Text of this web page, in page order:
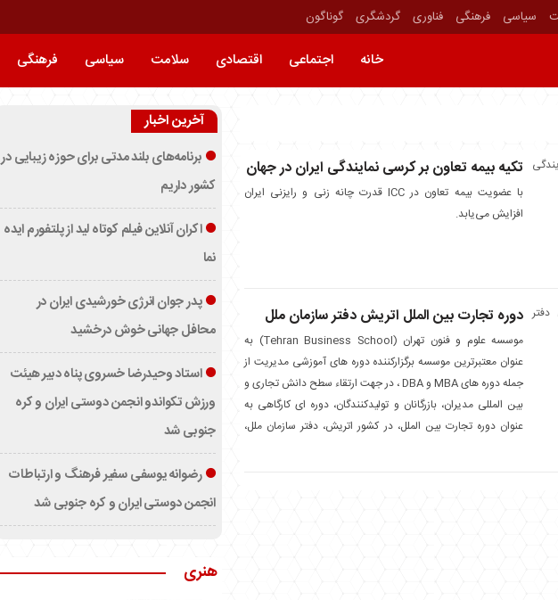
سیاسی فرهنگی فناوری گردشگری گوناگون
خانه اجتماعی اقتصادی سلامت سیاسی فرهنگی
تکیه بیمه تعاون بر کرسی نمایندگی ایران در جهان
با عضویت بیمه تعاون در ICC قدرت چانه زنی و رایزنی ایران
افزایش می‌یابد.
دوره تجارت بین الملل اتریش دفتر سازمان ملل
موسسه علوم و فنون تهران (Tehran Business School) به
عنوان معتبرترین موسسه برگزارکننده دوره های آموزشی مدیریت از
جمله دوره های MBA و DBA ، در جهت ارتقاء سطح دانش تجاری و
بین المللی مدیران، بازرگانان و تولیدکنندگان، دوره ای کارگاهی به
عنوان دوره تجارت بین الملل، در کشور اتریش، دفتر سازمان ملل،
آخرین اخبار
برنامه‌های بلند مدتی برای حوزه زیبایی در
کشور داریم
اکران آنلاین فیلم کوتاه لید از پلتفورم ایده
نما
پدر جوان انرژی خورشیدی ایران در
محافل جهانی خوش درخشید
استاد وحیدرضا خسروی پناه دبیر هیئت
ورزش تکواندو انجمن دوستی ایران و کره
جنوبی شد
رضوانه یوسفی سفیر فرهنگ و ارتباطات
انجمن دوستی ایران و کره جنوبی شد
هنری